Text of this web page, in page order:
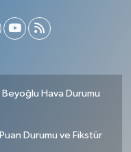
Beyoğlu Hava Durumu
Puan Durumu ve Fikstür